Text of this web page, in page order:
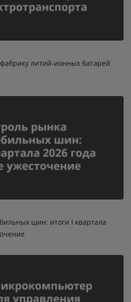
литий-ионных батарей
шин: итоги I квартала